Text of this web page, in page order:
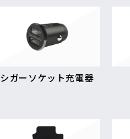
シガーソケット充電器